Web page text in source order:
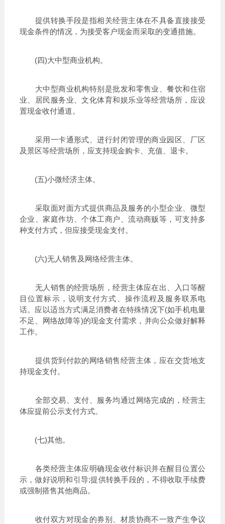
提供转换手段是指相关经营主体在不具备直接接受
现金条件的情况，为接受客户现金而采取的变通措施。
(四)大中型商业机构。
大中型商业机构特别是批发和零售业、餐饮和住宿
业、居民服务业、文化体育和娱乐业等经营场所，应设
置现金收付通道。
采用一卡通形式、进行封闭管理的商业园区、厂区
及景区等经营场所，应支持现金购卡、充值、退卡。
(五)小微经济主体。
采取面对面方式提供商品及服务的小型企业、微型
企业、家庭作坊、个体工商户、流动商贩等，可支持多
种支付方式，但应接受现金支付。
(六)无人销售及网络经营主体。
无人销售的经营场所，经营主体应在出、入口等醒
目位置标示，说明支付方式、操作流程及服务联系电
话。应以适当方式满足消费者在特殊情况下(如手机电量
不足、网络故障等)的现金支付需求，并向公众做好解释
工作。
提供货到付款的网络销售经营主体，应在交货地支
持现金支付。
全部交易、支付、服务均通过网络完成的，经营主
体应提前公示支付方式。
(七)其他。
各类经营主体应明确现金收付标识并在醒目位置公
示，做好说明和引导;提供转换手段的，不得收取手续费
或强制搭售其他商品。
收付双方对现金的券别、材质协商不一致产生争议